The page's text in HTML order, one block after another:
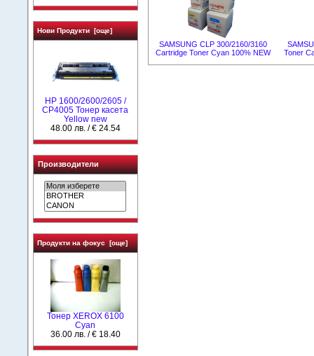
Нови Продукти [още]
HP 1600/2600/2605 /
CP4005 Тонер касета
Yellow new
48.00 лв. / € 24.54
Производители
Продукти на фокус [още]
Тонер XEROX 6100
Cyan
36.00 лв. / € 18.40
SAMSUNG CLP 300/2160/3160
Cartridge Toner Cyan 100% NEW
Toner